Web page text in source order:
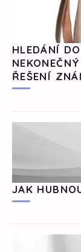
HLEDÁNÍ
ŘEŠENÍ
JAK